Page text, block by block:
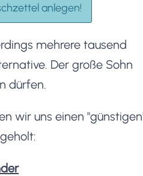
anlegen!
mehrere tausend
Der große Sohn
dürfen.
wir uns einen